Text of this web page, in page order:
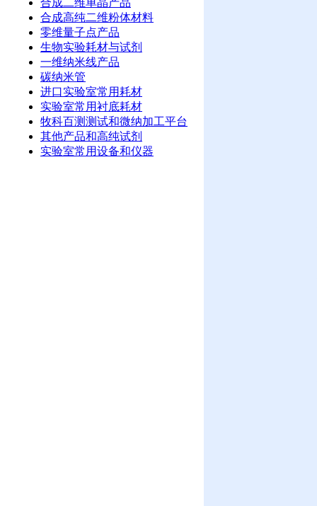
合成二维单晶产品
合成高纯二维粉体材料
零维量子点产品
生物实验耗材与试剂
一维纳米线产品
碳纳米管
进口实验室常用耗材
实验室常用衬底耗材
牧科百测测试和微纳加工平台
其他产品和高纯试剂
实验室常用设备和仪器